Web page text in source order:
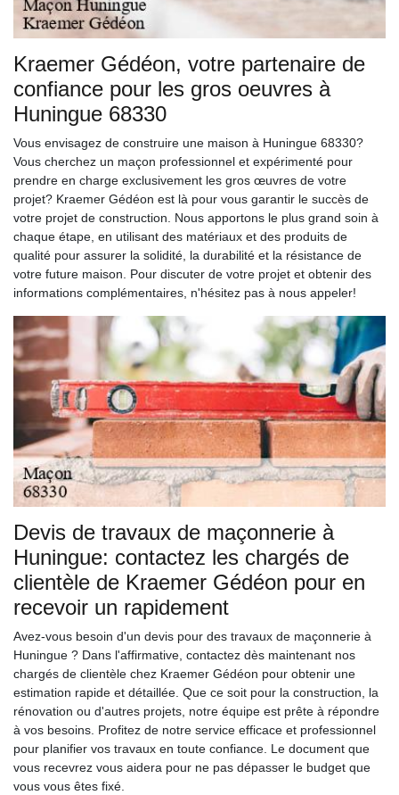
Kraemer Gédéon, votre partenaire de
confiance pour les gros oeuvres à
Huningue 68330
Vous envisagez de construire une maison à Huningue 68330?
Vous cherchez un maçon professionnel et expérimenté pour
prendre en charge exclusivement les gros œuvres de votre
projet? Kraemer Gédéon est là pour vous garantir le succès de
votre projet de construction. Nous apportons le plus grand soin à
chaque étape, en utilisant des matériaux et des produits de
qualité pour assurer la solidité, la durabilité et la résistance de
votre future maison. Pour discuter de votre projet et obtenir des
informations complémentaires, n'hésitez pas à nous appeler!
Devis de travaux de maçonnerie à
Huningue: contactez les chargés de
clientèle de Kraemer Gédéon pour en
recevoir un rapidement
Avez-vous besoin d'un devis pour des travaux de maçonnerie à
Huningue ? Dans l'affirmative, contactez dès maintenant nos
chargés de clientèle chez Kraemer Gédéon pour obtenir une
estimation rapide et détaillée. Que ce soit pour la construction, la
rénovation ou d'autres projets, notre équipe est prête à répondre
à vos besoins. Profitez de notre service efficace et professionnel
pour planifier vos travaux en toute confiance. Le document que
vous recevrez vous aidera pour ne pas dépasser le budget que
vous vous êtes fixé.